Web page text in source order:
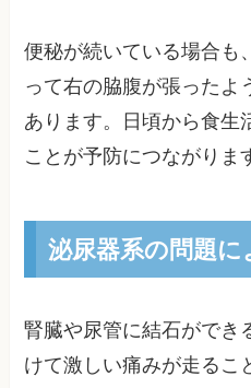
便秘が続いている場合も
って右の脇腹が張ったよ
あります。日頃から食生
ことが予防につながりま
泌尿器系の問題
腎臓や尿管に結石ができ
けて激しい痛みが走るこ